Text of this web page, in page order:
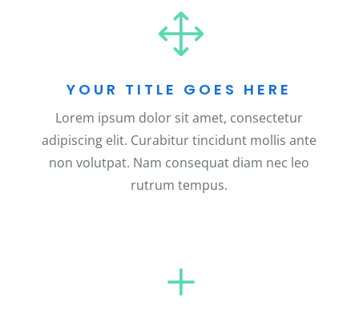
1
YOUR TITLE GOES HERE
Lorem ipsum dolor sit amet, consectetur
adipiscing elit. Curabitur tincidunt mollis ante
non volutpat. Nam consequat diam nec leo
rutrum tempus.
L